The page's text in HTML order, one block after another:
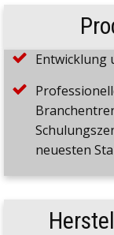
Entwicklung
neuesten